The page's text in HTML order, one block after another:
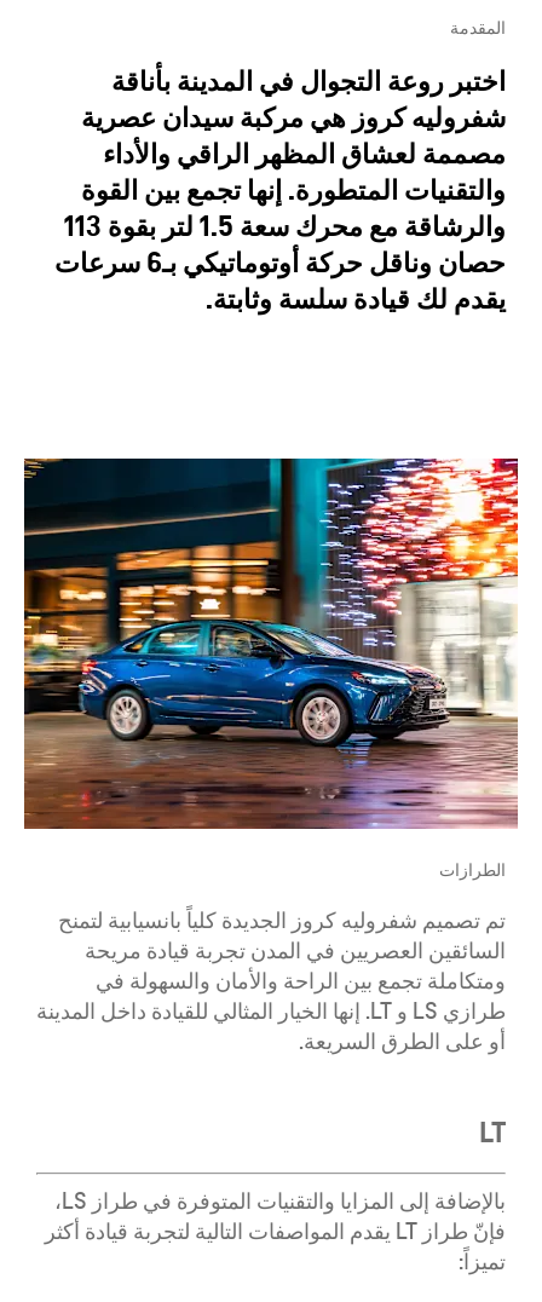
المقدمة
اختبر روعة التجوال في المدينة بأناقة
شفروليه كروز هي مركبة سيدان عصرية
مصممة لعشاق المظهر الراقي والأداء
والتقنيات المتطورة. إنها تجمع بين القوة
والرشاقة مع محرك سعة 1.5 لتر بقوة 113
حصان وناقل حركة أوتوماتيكي بـ6 سرعات
يقدم لك قيادة سلسة وثابتة.
الطرازات
تم تصميم شفروليه كروز الجديدة كلياً بانسيابية لتمنح
السائقين العصريين في المدن تجربة قيادة مريحة
ومتكاملة تجمع بين الراحة والأمان والسهولة في
طرازي LS و LT. إنها الخيار المثالي للقيادة داخل المدينة
أو على الطرق السريعة.
LT
بالإضافة إلى المزايا والتقنيات المتوفرة في طراز LS،
فإنّ طراز LT يقدم المواصفات التالية لتجربة قيادة أكثر
تميزاً: